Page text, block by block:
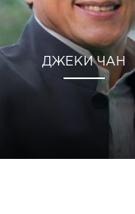
ДЖЕКИ ЧАН